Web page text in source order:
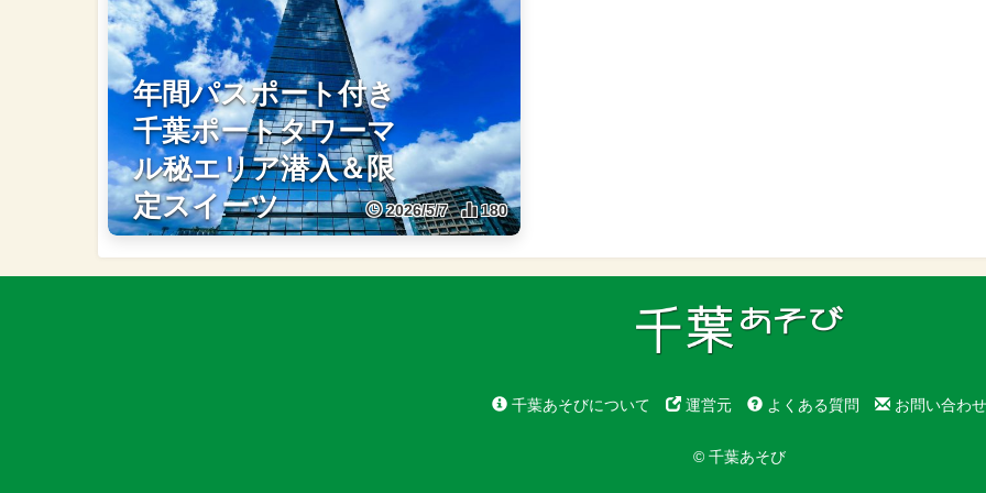
年間パスポート付き
千葉ポートタワーマ
ル秘エリア潜入＆限
定スイーツ
2026/5/7 180
千葉あそびについて 運営元 よくある質問 お問い合わせ
© 千葉あそび